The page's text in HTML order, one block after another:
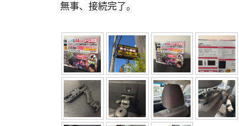
無事、接続完了。